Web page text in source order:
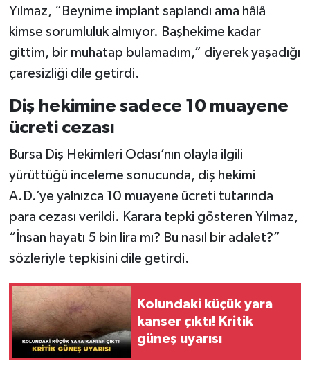
Yılmaz, “Beynime implant saplandı ama hâlâ
kimse sorumluluk almıyor. Başhekime kadar
gittim, bir muhatap bulamadım,” diyerek yaşadığı
çaresizliği dile getirdi.
Diş hekimine sadece 10 muayene
ücreti cezası
Bursa Diş Hekimleri Odası’nın olayla ilgili
yürüttüğü inceleme sonucunda, diş hekimi
A.D.’ye yalnızca 10 muayene ücreti tutarında
para cezası verildi. Karara tepki gösteren Yılmaz,
“İnsan hayatı 5 bin lira mı? Bu nasıl bir adalet?”
sözleriyle tepkisini dile getirdi.
Kolundaki küçük yara
kanser çıktı! Kritik
güneş uyarısı